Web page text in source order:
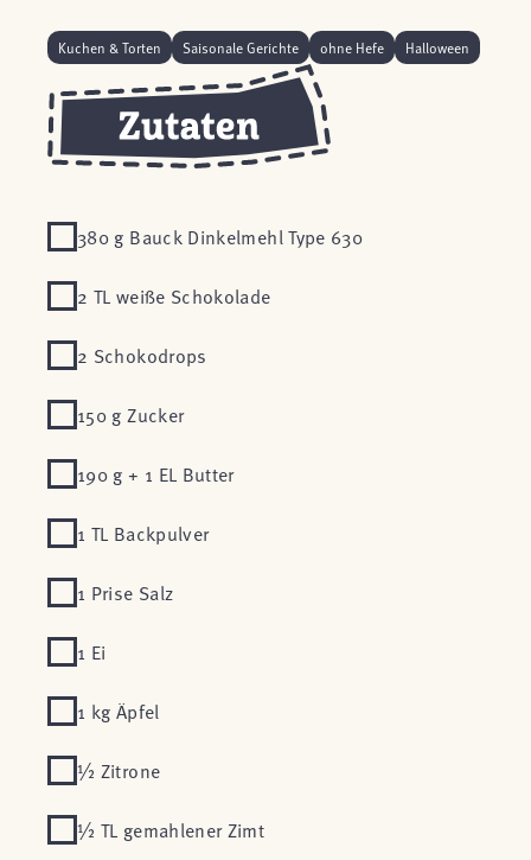
Kuchen & Torten Saisonale Gerichte ohne Hefe Halloween
380 g Bauck Dinkelmehl Type 630
2 TL weiße Schokolade
2 Schokodrops
150 g Zucker
190 g + 1 EL Butter
1 TL Backpulver
1 Prise Salz
1 Ei
1 kg Äpfel
½ Zitrone
½ TL gemahlener Zimt